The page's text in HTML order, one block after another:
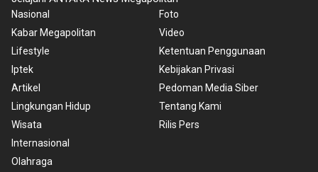
Nasional
Kabar Megapolitan
Lifestyle
Iptek
Artikel
Lingkungan Hidup
Wisata
Internasional
Olahraga
Foto
Video
Ketentuan Penggunaan
Kebijakan Privasi
Pedoman Media Siber
Tentang Kami
Rilis Pers